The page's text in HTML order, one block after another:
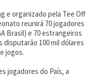
e organizado pela Tee Off
reunirá 70 jogadores
Brasil) e 70 estrangeiros
disputarão 100 mil dólares
jogos.
jogadores do País, a